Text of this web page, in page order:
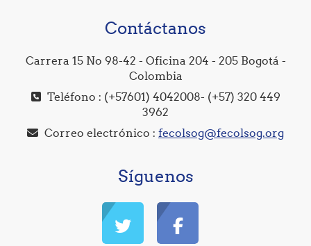
Contáctanos
Carrera 15 No 98-42 - Oficina 204 - 205 Bogotá -
Colombia
Teléfono : (+57601) 4042008- (+57) 320 449
3962
Correo electrónico : fecolsog@fecolsog.org
Síguenos